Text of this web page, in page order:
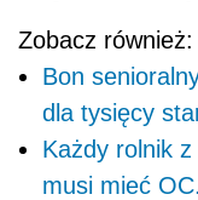
Zobacz również:
Bon
dla tysięcy
Każdy rolnik
musi mieć